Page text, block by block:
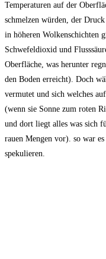
Temperaturen auf der
schmelzen würden, der
in höheren Wolkenschichten
Schwefeldioxid und
Oberfläche, was herunter
den Boden erreicht). Doch
vermutet und sich welches
(wenn sie Sonne zum roten
und dort liegt alles was sich
rauen Mengen vor). so war
spekulieren.